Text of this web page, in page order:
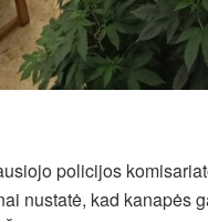
policijos
nustatė, kad kanapės